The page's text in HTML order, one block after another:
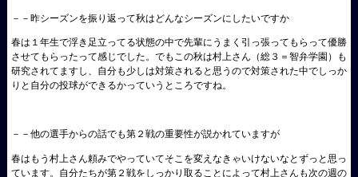
－－昨シーズンを振り返って秋はどんなシーズンにしたいですか
春は１年生で浮き足立ってる状態の中で先輩にうまく引っ張ってもらって優勝
させてもらったって感じでした。でもこの秋は村上さん（総３＝智弁学園）も
研究されてますし、自分も少しは対策されると思うので対策された中でしっか
りと自分の投球ができるかっていうところですね。
－－他の選手からの話でも第２戦の重要性が説かれていますが
春はもう村上さん頼みでやっていてそこを変えなきゃいけないなとずっと思っ
ています。自分たちが第２戦をしっかり取ることによって村上さんも次の週の